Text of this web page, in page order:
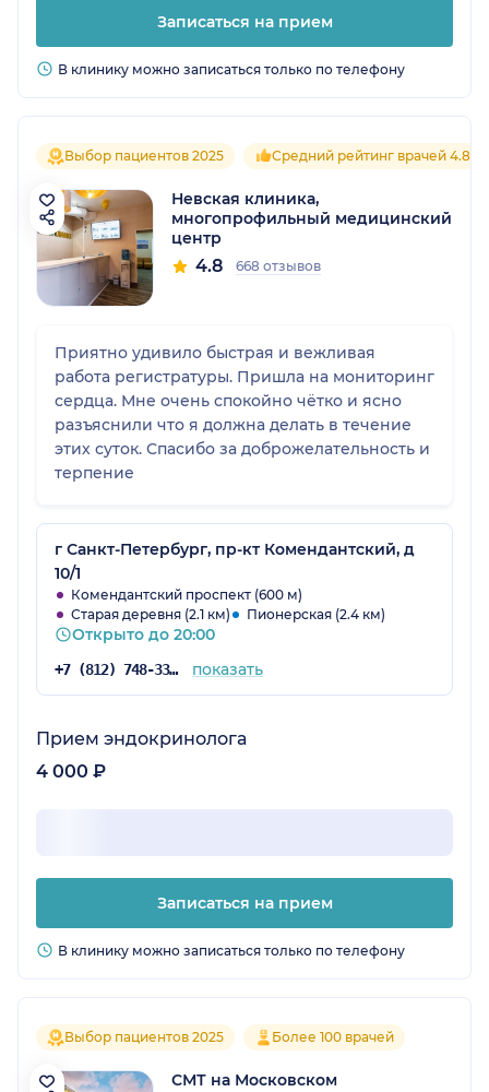
Записаться на прием
В клинику можно записаться только по телефону
Выбор пациентов 2025 Средний рейтинг врачей 4.8
Невская клиника,
многопрофильный медицинский
центр
4.8 668 отзывов
Приятно удивило быстрая и вежливая
работа регистратуры. Пришла на мониторинг
сердца. Мне очень спокойно чётко и ясно
разъяснили что я должна делать в течение
этих суток. Спасибо за доброжелательность и
терпение
г Санкт-Петербург, пр-кт Комендантский, д
10/1
Комендантский проспект (600 м)
Старая деревня (2.1 км)
Пионерская (2.4 км)
Открыто до 20:00
+7 (812) 748-33-96 показать
Прием эндокринолога
4 000 ₽
Записаться на прием
В клинику можно записаться только по телефону
Выбор пациентов 2025 Более 100 врачей
СМТ на Московском